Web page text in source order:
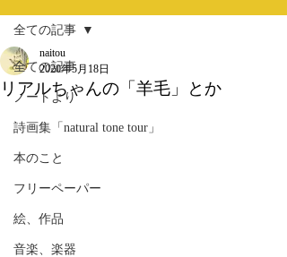
全ての記事
ノートより
詩画集「natural tone tour」
本のこと
フリーペーパー
絵、作品
音楽、楽器
全ての記事
リアルちゃんの「羊毛」とか
naitou
2020年5月18日